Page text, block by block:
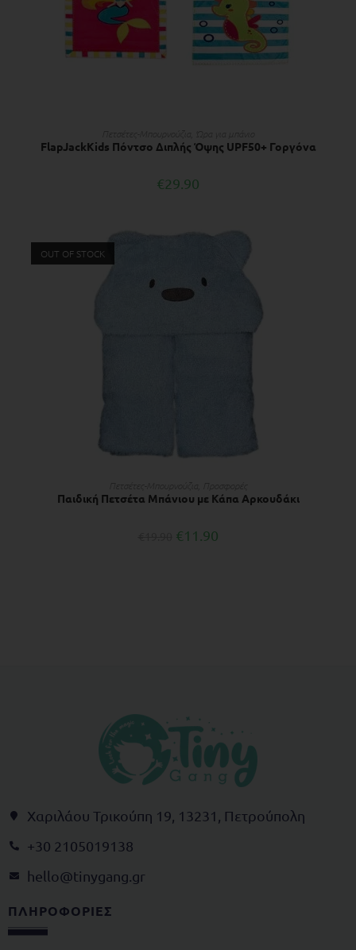
FlapJackKids Πόντσο Διπλής Όψης UPF50+ Γοργόνα
€29.90
OUT OF STOCK
Παιδική Πετσέτα Μπάνιου με Κάπα Αρκουδάκι
€11.90
Χαριλάου Τρικούπη 19, 13231, Πετρούπολη
+30 2105019138
rg.gnagynit
@olleh
ΠΛΗΡΟΦΟΡΙΕΣ